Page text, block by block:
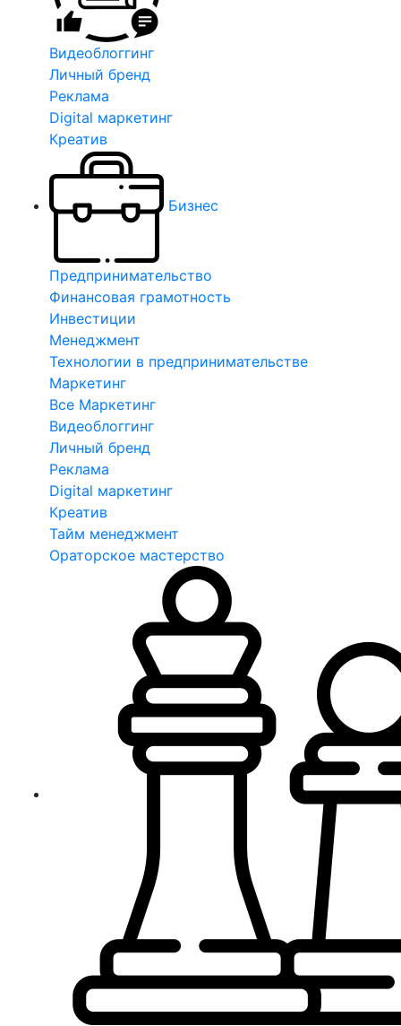
Видеоблоггинг
Личный бренд
Реклама
Digital маркетинг
Креатив
Бизнес
Предпринимательство
Финансовая грамотность
Инвестиции
Менеджмент
Технологии в предпринимательстве
Маркетинг
Все Маркетинг
Видеоблоггинг
Личный бренд
Реклама
Digital маркетинг
Креатив
Тайм менеджмент
Ораторское мастерство